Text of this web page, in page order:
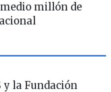
medio millón de
y la Fundación